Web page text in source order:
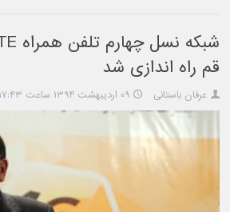
قم راه اندازی شد
عرفان باستانی ۰۹ اردیبهشت ۱۳۹۴ ساعت ۱۷:۴۳